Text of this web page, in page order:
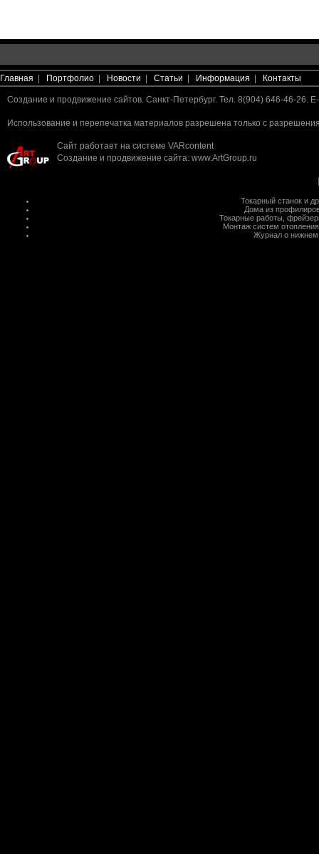
Главная Портфолио Новости Статьи Информация Контакты
Создание и продвижение сайтов. Санкт-Петербург. Тел. 8(904) 646-46-26.
Использование и перепечатка материалов разрешена только с
Сайт работает на системе VARcontent
Создание и продвижение сайта: www.ArtGroup.ru
Токарный станок и
Дома из
Токарные работы
Монтаж систем отопления
Журнал о нижнем